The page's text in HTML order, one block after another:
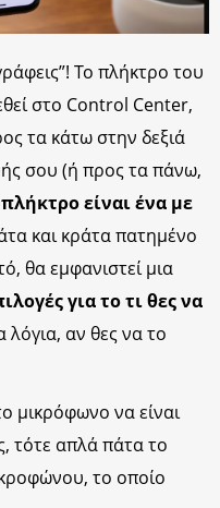
Το πλήκτρο του
στο Control Center,
τα κάτω στην δεξιά
σου (ή προς τα πάνω,
είναι ένα με
και κράτα πατημένο
θα εμφανιστεί μια
για το τι θες να
λόγια, αν θες να το
μικρόφωνο να είναι
τότε απλά πάτα το
το οποίο